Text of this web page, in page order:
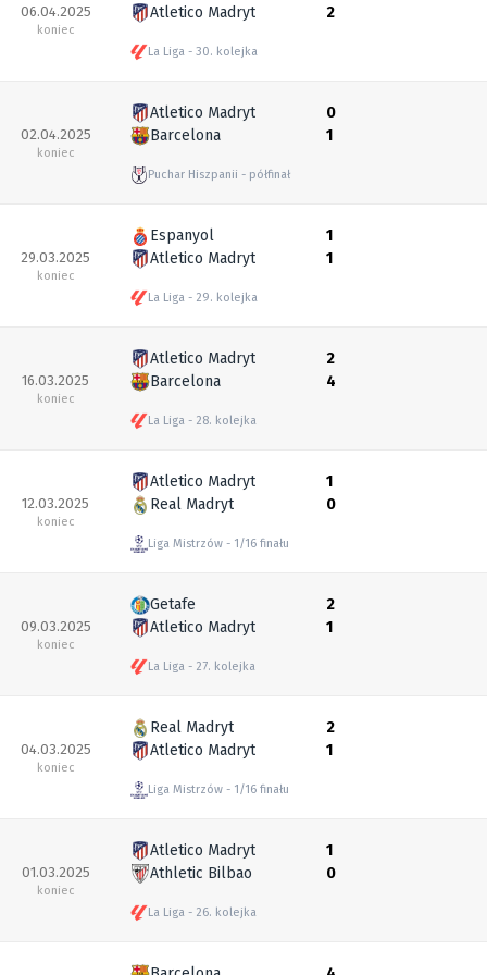
06.04.2025
koniec
Atletico Madryt
La Liga 30. kolejka
2
02.04.2025
koniec
Atletico Madryt
Barcelona
Puchar Hiszpanii półfinał
0
1
29.03.2025
koniec
Espanyol
Atletico Madryt
La Liga 29. kolejka
1
1
16.03.2025
koniec
Atletico Madryt
Barcelona
La Liga 28. kolejka
2
4
12.03.2025
koniec
Atletico Madryt
Real Madryt
Liga Mistrzów 1/16 finału
1
0
09.03.2025
koniec
Getafe
Atletico Madryt
La Liga 27. kolejka
2
1
04.03.2025
koniec
Real Madryt
Atletico Madryt
Liga Mistrzów 1/16 finału
2
1
01.03.2025
koniec
Atletico Madryt
Athletic Bilbao
La Liga 26. kolejka
1
0